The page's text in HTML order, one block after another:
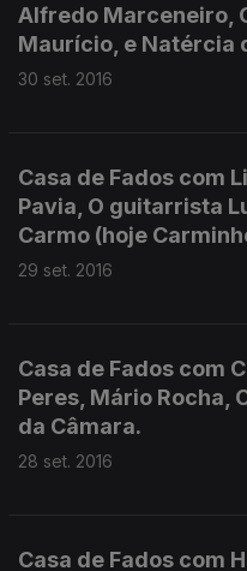
Alfredo Marceneiro,
Maurício, e Natércia
30 set. 2016
Casa de Fados com
Pavia, O guitarrista
Carmo (hoje
29 set. 2016
Casa de Fados com
Peres, Mário Rocha,
da Câmara.
28 set. 2016
Casa de Fados com